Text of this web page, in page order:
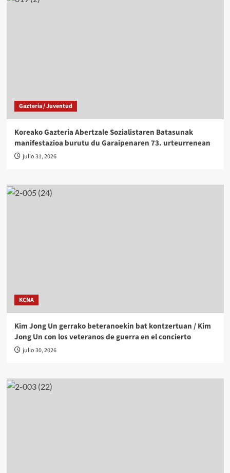
Gazteria / Juventud
Koreako Gazteria Abertzale Sozialistaren Batasunak
manifestazioa burutu du Garaipenaren 73. urteurrenean
julio 31, 2026
KCNA
Kim Jong Un gerrako beteranoekin bat kontzertuan / Kim
Jong Un con los veteranos de guerra en el concierto
julio 30, 2026